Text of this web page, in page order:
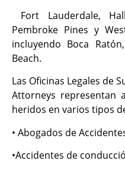
Fort Lauderdale,
Pembroke Pines y
incluyendo Boca
Beach.
Las Oficinas Legales de
Attorneys representan
heridos en varios tipos
• Abogados de
•Accidentes de